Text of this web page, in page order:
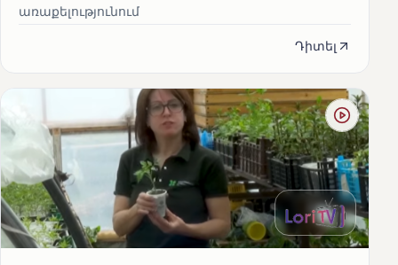
առաքելությունում
Դիտել